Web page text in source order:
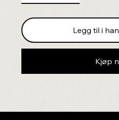
Legg til i
Kjøp